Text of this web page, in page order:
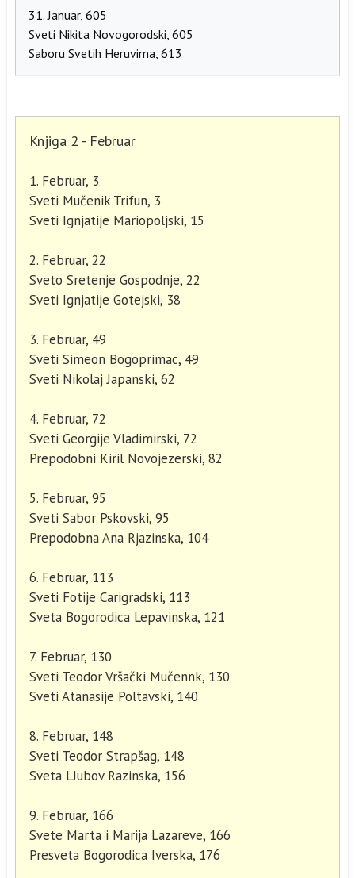
31. Januar, 605
Sveti Nikita Novogorodski, 605
Saboru Svetih Heruvima, 613
Knjiga 2 - Februar
1. Februar, 3
Sveti Mučenik Trifun, 3
Sveti Ignjatije Mariopoljski, 15
2. Februar, 22
Sveto Sretenje Gospodnje, 22
Sveti Ignjatije Gotejski, 38
3. Februar, 49
Sveti Simeon Bogoprimac, 49
Sveti Nikolaj Japanski, 62
4. Februar, 72
Sveti Georgije Vladimirski, 72
Prepodobni Kiril Novojezerski, 82
5. Februar, 95
Sveti Sabor Pskovski, 95
Prepodobna Ana Rjazinska, 104
6. Februar, 113
Sveti Fotije Carigradski, 113
Sveta Bogorodica Lepavinska, 121
7. Februar, 130
Sveti Teodor Vršački Mučennk, 130
Sveti Atanasije Poltavski, 140
8. Februar, 148
Sveti Teodor Strapšag, 148
Sveta LJubov Razinska, 156
9. Februar, 166
Svete Marta i Marija Lazareve, 166
Presveta Bogorodica Iverska, 176